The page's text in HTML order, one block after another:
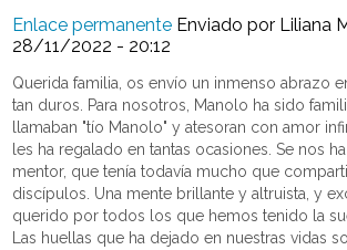
Enlace permanente Enviado por Liliana
28/11/2022 - 20:12
Querida familia, os envío un inmenso abrazo
tan duros. Para nosotros, Manolo ha sido
llamaban "tío Manolo" y atesoran con amor
les ha regalado en tantas ocasiones. Se nos
mentor, que tenía todavía mucho que
discípulos. Una mente brillante y altruista, y
querido por todos los que hemos tenido la
Las huellas que ha dejado en nuestras vidas